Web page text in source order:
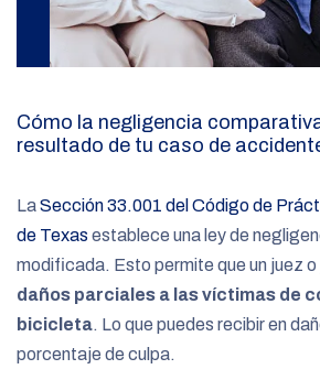
Cómo la negligencia
resultado de tu caso de
LaSección 33.001 del Código de
de Texas establece una ley de
modificada. Esto permite que un juez
daños parciales a las víctimas de
bicicleta. Lo que puedes recibir en
porcentaje de culpa.